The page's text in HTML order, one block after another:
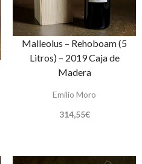
Malleolus – Rehoboam (5
Litros) – 2019 Caja de
Madera
Emilio Moro
314,55€